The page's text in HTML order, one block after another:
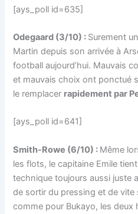
[ays_poll id=635]
Odegaard (3/10) : Surement
Martin depuis son arrivée à
football aujourd’hui. Mauvais
et mauvais choix ont ponctué
le remplacer rapidement par
[ays_poll id=641]
Smith-Rowe (6/10) : Même
les flots, le capitaine Emile
technique toujours aussi juste
de sortir du pressing et de vite
comme pour Bukayo, les